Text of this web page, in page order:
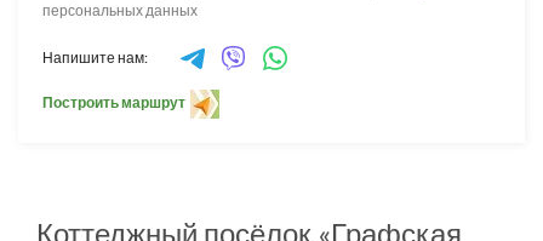
персональных данных
Напишите нам:
Построить маршрут
Коттеджный посёлок «Графская